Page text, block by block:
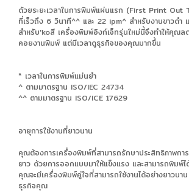
ด้วยระยะเวลาในการพิมพ์แผ่นแรก (First Print Out
ที่เร็วถึง 6 วินาที^^ และ 22 ipm^ สำหรับงานขาวดำ
สำหรับ'koสี เครื่องพิมพ์อิงก์เจ็ทรุ่นใหม่นี้จึงทำให้คุณลด
คอยงานพิมพ์ แต่มีเวลาดูธุรกิจของคุณมากขึ้น
* เวลาในการพิมพ์แม่นยำ
^ ตามมาตรฐาน ISO/IEC 24734
^^ ตามมาตรฐาน ISO/ICE 17629
อายุการใช้งานที่ยาวนาน
คุณต้องการเครื่องพิมพ์ที่สามารถรักษาประสิทธิภาพการ
ยาว ด้วยการออกแบบมาให้แข็งแรง และสามารถพิม
คุณจะมีเครื่องพิมพ์คู่ใจที่สามารถใช้งานได้อย่างยาวนา
ธุรกิจคุณ